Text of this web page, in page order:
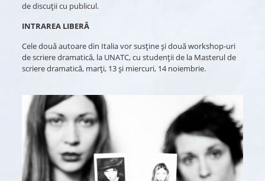
de discuții cu publicul.
INTRAREA LIBERĂ
Cele două autoare din Italia vor susține și două workshop-uri
de scriere dramatică, la UNATC, cu studenții de la Masterul de
scriere dramatică, marți, 13 și miercuri, 14 noiembrie.